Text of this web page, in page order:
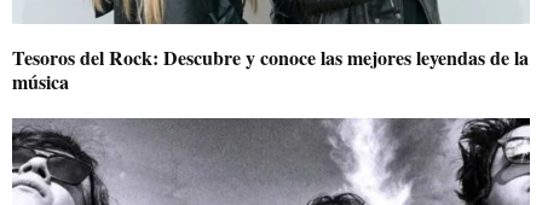
Tesoros del Rock: Descubre y conoce las mejores leyendas de la
música